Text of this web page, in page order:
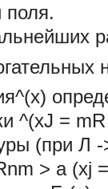
поля.
^(xJ = mR
(при Л
> a (xj